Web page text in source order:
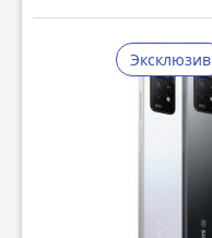
Эксклюзив